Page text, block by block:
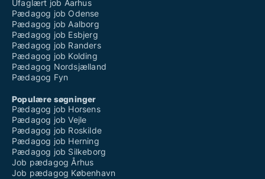
Ufaglært job Aarhus
Pædagog job Odense
Pædagog job Aalborg
Pædagog job Esbjerg
Pædagog job Randers
Pædagog job Kolding
Pædagog Nordsjælland
Pædagog Fyn
Populære søgninger
Pædagog job Horsens
Pædagog job Vejle
Pædagog job Roskilde
Pædagog job Herning
Pædagog job Silkeborg
Job pædagog Århus
Job pædagog København